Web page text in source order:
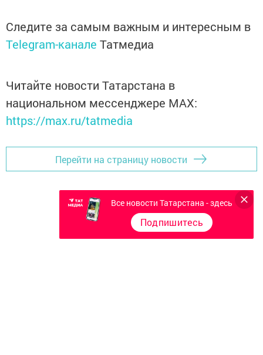
Следите за самым важным и интересным в
Telegram-канале Татмедиа
Читайте новости Татарстана в
национальном мессенджере MАХ:
https://max.ru/tatmedia
Перейти на страницу новости
Все новости Татарстана - здесь
Подпишитесь